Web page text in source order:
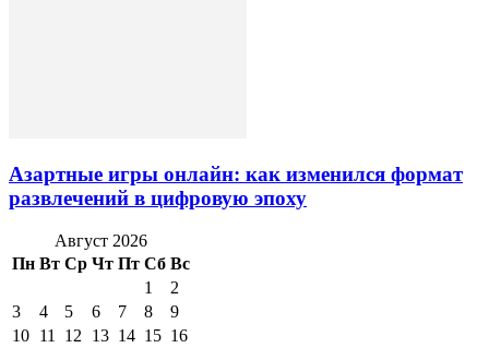
Азартные игры онлайн: как изменился формат
развлечений в цифровую эпоху
Август 2026
Пн Вт Ср Чт Пт Сб Вс
1
2
3
4 5 6 7 8
9
10 11 12 13 14 15 16